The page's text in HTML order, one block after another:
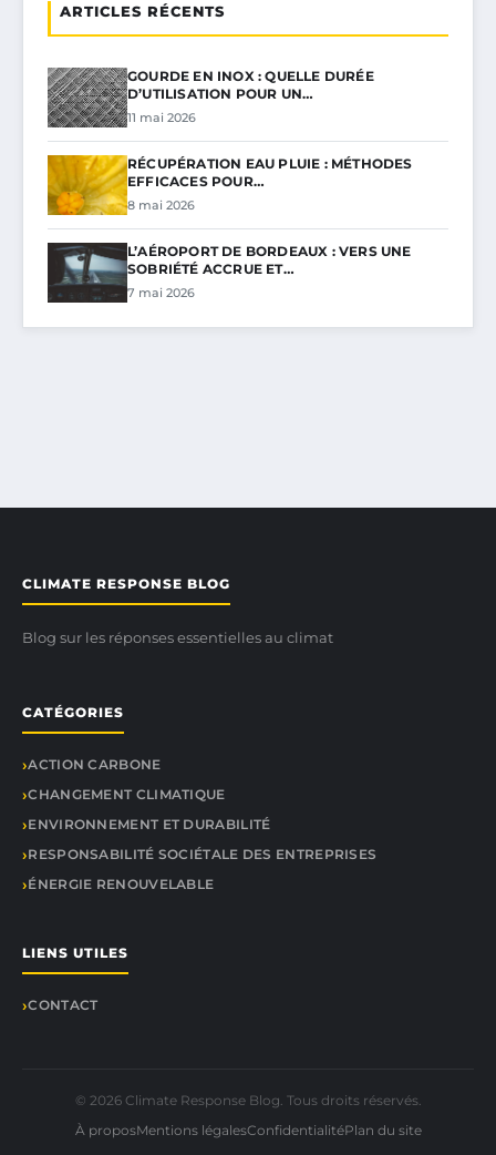
ARTICLES RÉCENTS
GOURDE EN INOX : QUELLE DURÉE
D’UTILISATION POUR UN…
11 mai 2026
RÉCUPÉRATION EAU PLUIE : MÉTHODES
EFFICACES POUR…
8 mai 2026
L’AÉROPORT DE BORDEAUX : VERS UNE
SOBRIÉTÉ ACCRUE ET…
7 mai 2026
CLIMATE RESPONSE BLOG
Blog sur les réponses essentielles au climat
CATÉGORIES
ACTION CARBONE
CHANGEMENT CLIMATIQUE
ENVIRONNEMENT ET DURABILITÉ
RESPONSABILITÉ SOCIÉTALE DES ENTREPRISES
ÉNERGIE RENOUVELABLE
LIENS UTILES
CONTACT
© 2026 Climate Response Blog. Tous droits réservés.
À proposMentions légalesConfidentialitéPlan du site